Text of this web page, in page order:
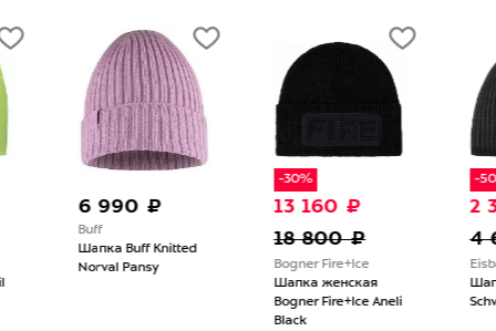
6 990 ₽
Шапка Buff Knitted
Norval Pansy
-30%
13 160 ₽
18 800 ₽
Bogner Fire+Ice
Шапка женская
Bogner Fire+Ice Aneli
-50%
2
4
Eisbar
Шапка